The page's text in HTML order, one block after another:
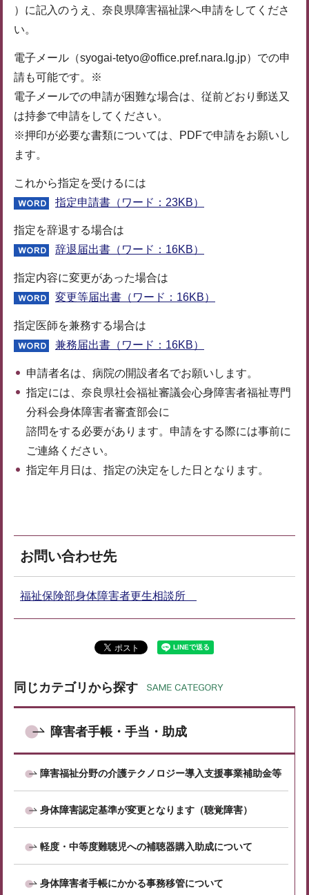
）に記入のうえ、奈良県障害福祉課へ申請をしてくださ
い。
電子メール（syogai-tetyo@office.pref.nara.lg.jp）での申
請も可能です。※
電子メールでの申請が困難な場合は、従前どおり郵送又
は持参で申請をしてください。
※押印が必要な書類については、PDFで申請をお願いし
ます。
これから指定を受けるには
指定申請書（ワード：23KB）
指定を辞退する場合は
辞退届出書（ワード：16KB）
指定内容に変更があった場合は
変更等届出書（ワード：16KB）
指定医師を兼務する場合は
兼務届出書（ワード：16KB）
申請者名は、病院の開設者名でお願いします。
指定には、奈良県社会福祉審議会心身障害者福祉専門
分科会身体障害者審査部会に
諮問をする必要があります。申請をする際には事前に
ご連絡ください。
指定年月日は、指定の決定をした日となります。
お問い合わせ先
福祉保険部身体障害者更生相談所
同じカテゴリから探す
障害者手帳・手当・助成
障害福祉分野の介護テクノロジー導入支援事業補助金等
身体障害認定基準が変更となります（聴覚障害）
軽度・中等度難聴児への補聴器購入助成について
身体障害者手帳にかかる事務移管について